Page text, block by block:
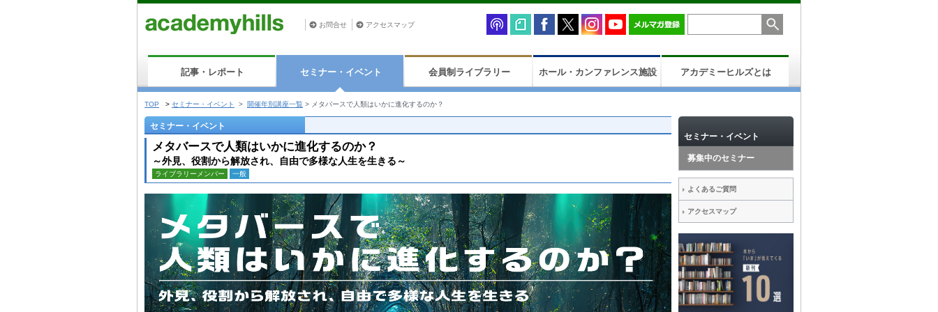
お問合せ アクセスマップ
記事・レポート セミナー・イベント 会員制ライブラリー ホール・カンファレンス施設 アカデミーヒルズとは
TOP > セミナー・イベント > 開催年別講座一覧 > メタバースで人類はいかに進化するのか？
セミナー・イベント
メタバースで人類はいかに進化するのか？
～外見、役割から解放され、自由で多様な人生を生きる～
ライブラリーメンバー 一般
セミナー・イベント
募集中のセミナー
よくあるご質問
アクセスマップ